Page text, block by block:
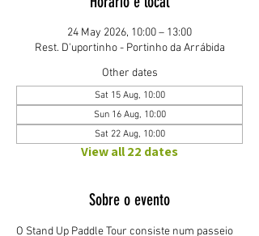
24 May 2026, 10:00 – 13:00
Rest. D'uportinho - Portinho da Arrábida
Other dates
Sat 15 Aug, 10:00
Sun 16 Aug, 10:00
Sat 22 Aug, 10:00
View all 22 dates
Sobre o evento
O Stand Up Paddle Tour consiste num passeio